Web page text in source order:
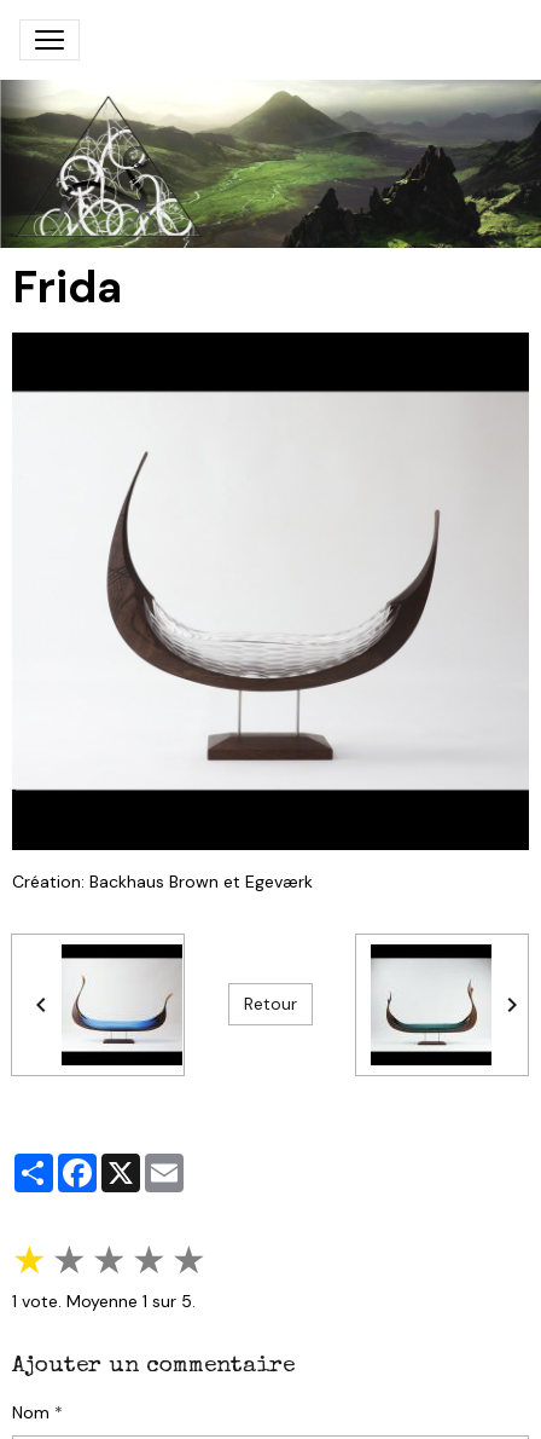
Frida
Création: Backhaus Brown et Egeværk
Retour
PartagerFacebook
X
★★ ★ ★ ★
1 vote. Moyenne 1 sur 5.
Ajouter un commentaire
Nom